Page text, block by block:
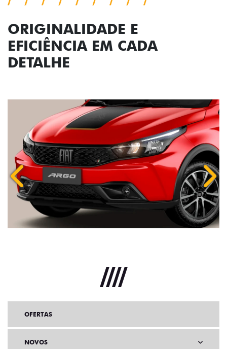
ORIGINALIDADE E
EFICIÊNCIA EM CADA
DETALHE
Anterior
OFERTAS
NOVOS